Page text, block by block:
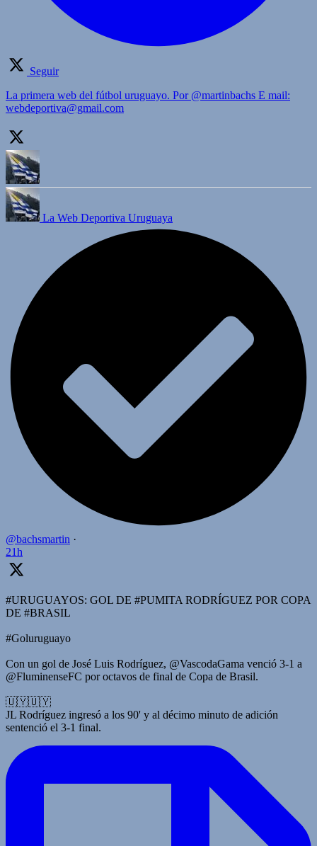
Seguir
La primera web del fútbol uruguayo. Por @martinbachs E mail:
webdeportiva@gmail.com
La Web Deportiva Uruguaya
@bachsmartin ·
21h
#URUGUAYOS: GOL DE #PUMITA RODRÍGUEZ POR COPA
DE #BRASIL
#Goluruguayo
Con un gol de José Luis Rodríguez, @VascodaGama venció 3-1 a
@FluminenseFC por octavos de final de Copa de Brasil.
🇺🇾🇺🇾
JL Rodríguez ingresó a los 90' y al décimo minuto de adición
sentenció el 3-1 final.